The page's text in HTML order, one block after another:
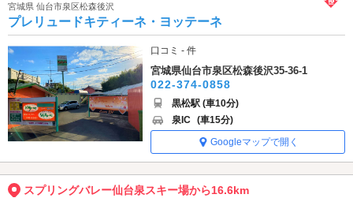
宮城県 仙台市泉区松森後沢
プレリュードキティーネ・ヨッテーネ
口コミ - 件
宮城県仙台市泉区松森後沢35-36-1
022-374-0858
黒松駅 (車10分)
泉IC (車15分)
Googleマップで開く
スプリングバレー仙台泉スキー場から16.6km